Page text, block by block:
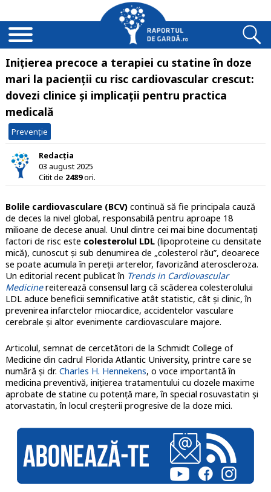
Inițierea precoce a terapiei cu statine în doze
mari la pacienții cu risc cardiovascular crescut:
dovezi clinice și implicații pentru practica
medicală
Prevenție
Redacția
03 august 2025
Citit de 2489ori.
Bolile cardiovasculare (BCV)continuă să fie principala cauză
de deces la nivel global, responsabilă pentru aproape 18
milioane de decese anual. Unul dintre cei mai bine documentați
factori de risc este colesterolul LDL(lipoproteine cu densitate
mică), cunoscut și sub denumirea de „colesterol rău”, deoarece
se poate acumula în pereții arterelor, favorizând ateroscleroza.
Un editorial recent publicat în Trends in Cardiovascular
Medicinereiterează consensul larg că scăderea colesterolului
LDL aduce beneficii semnificative atât statistic, cât și clinic, în
prevenirea infarctelor miocardice, accidentelor vasculare
cerebrale și altor evenimente cardiovasculare majore.
Articolul, semnat de cercetători de la Schmidt College of
Medicine din cadrul Florida Atlantic University, printre care se
numără și dr. Charles H. Hennekens, o voce importantă în
medicina preventivă, inițierea tratamentului cu dozele maxime
aprobate de statine cu potență mare, în special rosuvastatin și
atorvastatin, în locul creșterii progresive de la doze mici.